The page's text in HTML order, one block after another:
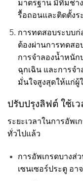
มาตรฐาน มีทีมช่า
รื้อถอนและติดตั้งร
การทดสอบระบบก่
ต้องผ่านการทดส
การจำลองน้ำหนัก
ฉุกเฉิน และการจ
มั่นใจสูงสุดให้แก่ผู้
ปรับปรุงลิฟต์ ใช้เ
ระยะเวลาในการอัพ
ทั่วไปแล้ว
การอัพเกรดบางส่
เซนเซอร์ประตู อา